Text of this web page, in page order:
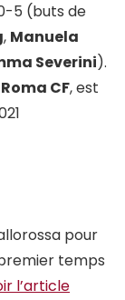
5 (buts de
, Manuela
Severini).
Roma CF, est
pour
temps
l’article